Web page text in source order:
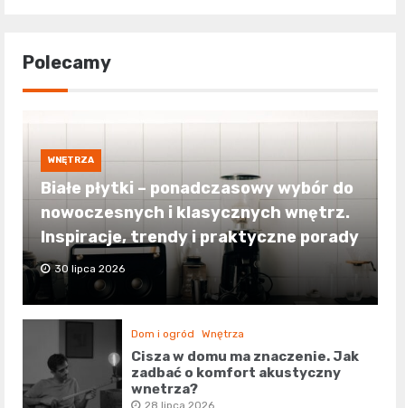
Polecamy
WNĘTRZA
Białe płytki – ponadczasowy wybór do
nowoczesnych i klasycznych wnętrz.
Inspiracje, trendy i praktyczne porady
30 lipca 2026
Dom i ogród Wnętrza
Cisza w domu ma znaczenie. Jak
zadbać o komfort akustyczny
wnętrza?
28 lipca 2026